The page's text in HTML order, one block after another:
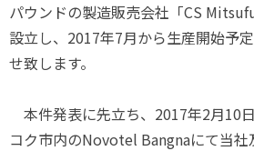
パウンドの製造販売会社「CS
設立し、2017年7月から生産開始予
せ致します。
本件発表に先立ち、2017年2月10
コク市内のNovotel Bangnaにて当